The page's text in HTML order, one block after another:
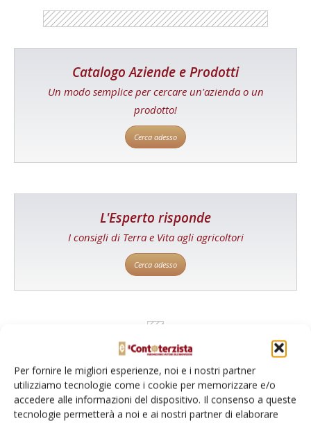
Per fornire le migliori esperienze, noi e i nostri partner
utilizziamo tecnologie come i cookie per memorizzare e/o
accedere alle informazioni del dispositivo. Il consenso a queste
tecnologie permetterà a noi e ai nostri partner di elaborare
Catalogo Aziende e Prodotti
Un modo semplice per cercare un'azienda o un
prodotto!
Cerca adesso
L'Esperto risponde
I consigli di Terra e Vita agli agricoltori
Cerca adesso